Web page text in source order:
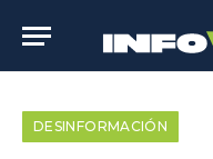
DESINFORMACIÓN